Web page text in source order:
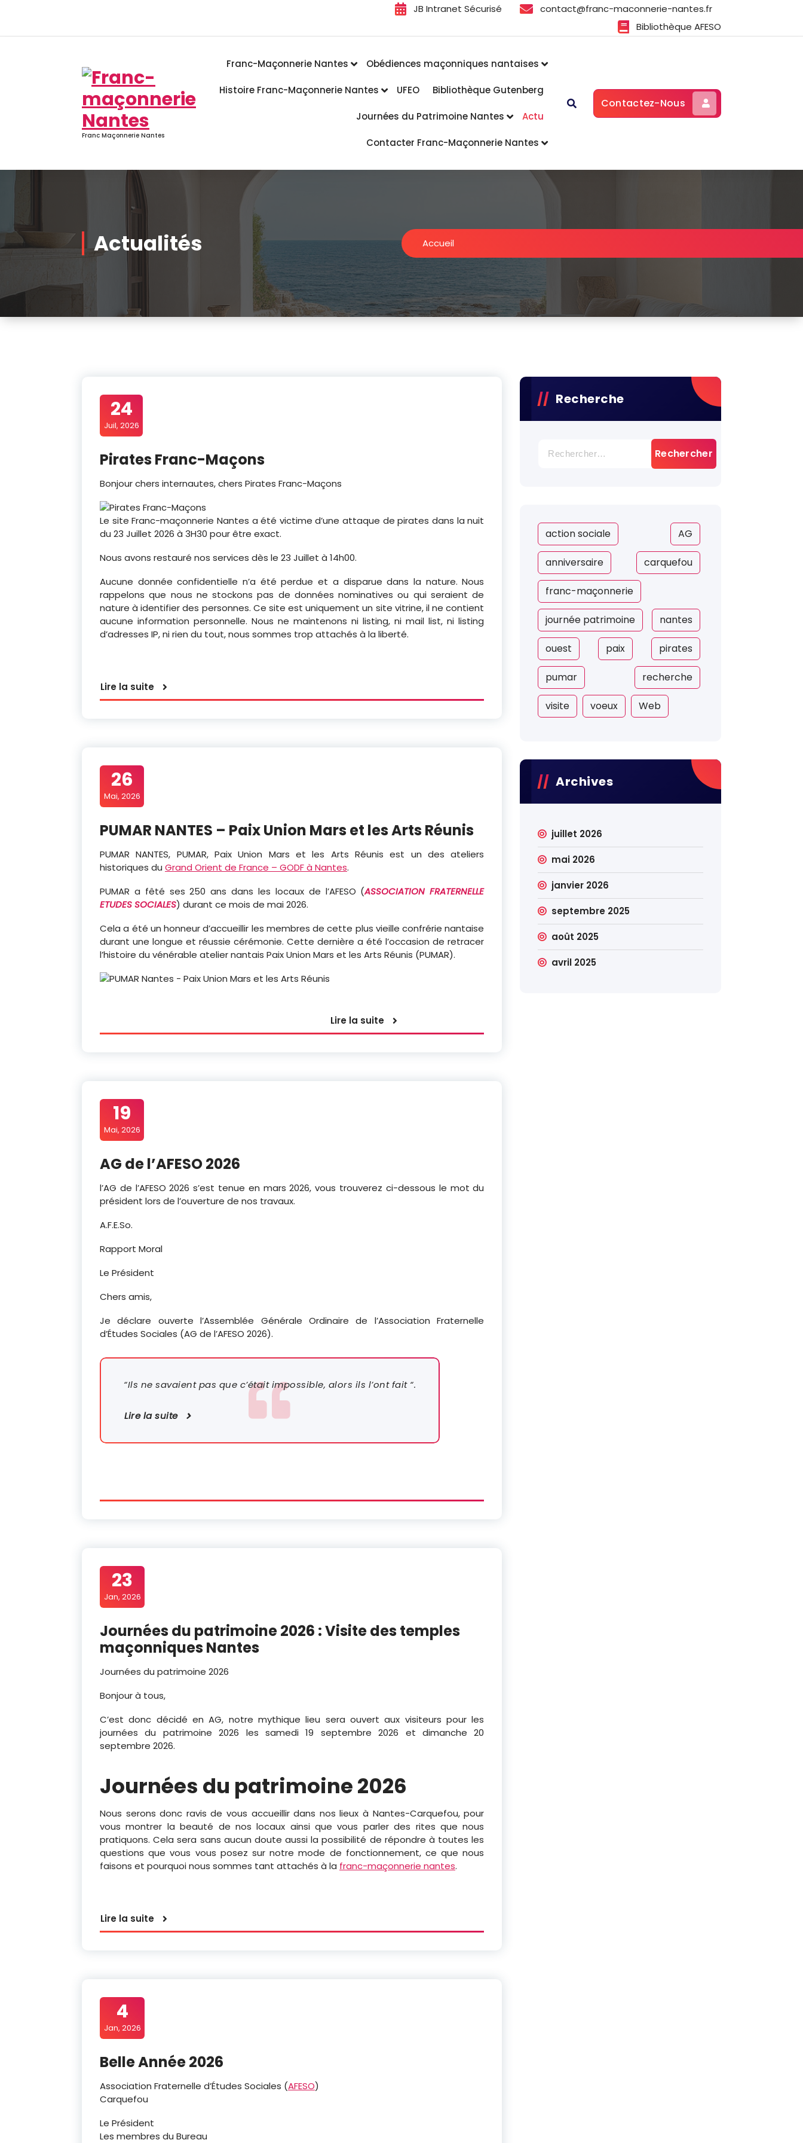
JB Intranet Sécurisé
contact@franc-maconnerie-nantes.fr
Bibliothèque AFESO
Franc Maçonnerie Nantes
Franc-Maçonnerie Nantes Obédiences maçonniques nantaises
Histoire Franc-Maçonnerie Nantes UFEO Bibliothèque Gutenberg
Journées du Patrimoine Nantes Actu
Contacter Franc-Maçonnerie Nantes
Contactez-Nous
Actualités Accueil
24
Juil, 2026
Pirates Franc-Maçons
Bonjour chers internautes, chers Pirates Franc-Maçons
Le site Franc-maçonnerie Nantes a été victime d’une attaque de pirates dans la nuit
du 23 Juillet 2026 à 3H30 pour être exact.
Nous avons restauré nos services dès le 23 Juillet à 14h00.
Aucune donnée confidentielle n’a été perdue et a disparue dans la nature. Nous
rappelons que nous ne stockons pas de données nominatives ou qui seraient de
nature à identifier des personnes. Ce site est uniquement un site vitrine, il ne contient
aucune information personnelle. Nous ne maintenons ni listing, ni mail list, ni listing
d’adresses IP, ni rien du tout, nous sommes trop attachés à la liberté.
Lire la suite
26
Mai, 2026
PUMAR NANTES – Paix Union Mars et les Arts Réunis
PUMAR NANTES, PUMAR, Paix Union Mars et les Arts Réunis est un des ateliers
historiques du Grand Orient de France – GODF à Nantes.
PUMAR a fêté ses 250 ans dans les locaux de l’AFESO (ASSOCIATION FRATERNELLE
ETUDES SOCIALES) durant ce mois de mai 2026.
Cela a été un honneur d’accueillir les membres de cette plus vieille confrérie nantaise
durant une longue et réussie cérémonie. Cette dernière a été l’occasion de retracer
l’histoire du vénérable atelier nantais Paix Union Mars et les Arts Réunis (PUMAR).
Lire la suite
19
Mai, 2026
AG de l’AFESO 2026
l’AG de l’AFESO 2026 s’est tenue en mars 2026, vous trouverez ci-dessous le mot du
président lors de l’ouverture de nos travaux.
A.F.E.So.
Rapport Moral
Le Président
Chers amis,
Je déclare ouverte l’Assemblée Générale Ordinaire de l’Association Fraternelle
d’Études Sociales (AG de l’AFESO 2026).
“Ils ne savaient pas que c’était impossible, alors ils l’ont fait “.
Lire la suite
23
Jan, 2026
Journées du patrimoine 2026 : Visite des temples
maçonniques Nantes
Journées du patrimoine 2026
Bonjour à tous,
C’est donc décidé en AG, notre mythique lieu sera ouvert aux visiteurs pour les
journées du patrimoine 2026 les samedi 19 septembre 2026 et dimanche 20
septembre 2026.
Journées du patrimoine 2026
Nous serons donc ravis de vous accueillir dans nos lieux à Nantes-Carquefou, pour
vous montrer la beauté de nos locaux ainsi que vous parler des rites que nous
pratiquons. Cela sera sans aucun doute aussi la possibilité de répondre à toutes les
questions que vous vous posez sur notre mode de fonctionnement, ce que nous
faisons et pourquoi nous sommes tant attachés à la franc-maçonnerie nantes.
Lire la suite
4
Jan, 2026
Belle Année 2026
Association Fraternelle d’Études Sociales (AFESO)
Carquefou
Le Président
Les membres du Bureau
Recherche
action sociale AG
anniversaire carquefou
franc-maçonnerie
journée patrimoine nantes
ouest paix pirates
pumar recherche
visite voeux Web
Archives
juillet 2026
mai 2026
janvier 2026
septembre 2025
août 2025
avril 2025